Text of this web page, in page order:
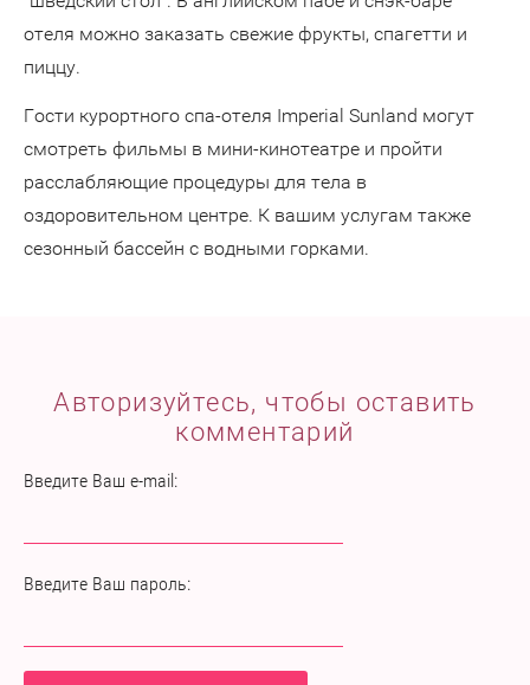
отеля можно заказать свежие фрукты, спагетти и
пиццу.
Гости курортного спа-отеля Imperial Sunland могут
смотреть фильмы в мини-кинотеатре и пройти
расслабляющие процедуры для тела в
оздоровительном центре. К вашим услугам также
сезонный бассейн с водными горками.
Авторизуйтесь, чтобы оставить
комментарий
Введите Ваш e-mail:
Введите Ваш пароль: